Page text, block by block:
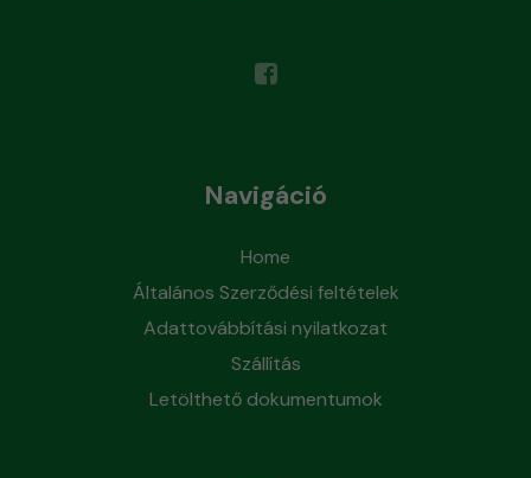
Navigáció
Home
Általános Szerződési feltételek
Adattovábbítási nyilatkozat
Szállítás
Letölthető dokumentumok